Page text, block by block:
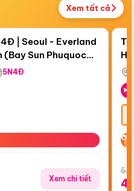
Xem tất cả
Điểm nổi bật
| Seoul - Everland
Sun Phuquoc
5N4Đ
Xem chi tiết